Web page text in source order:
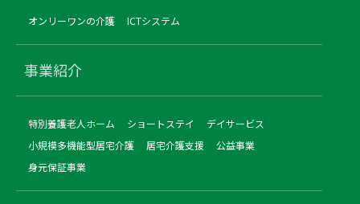
オンリーワンの介護 ICTシステム
事業紹介
特別養護老人ホーム ショートステイ
デイサービス
小規模多機能型居宅介護
居宅介護支援
公益事業
身元保証事業